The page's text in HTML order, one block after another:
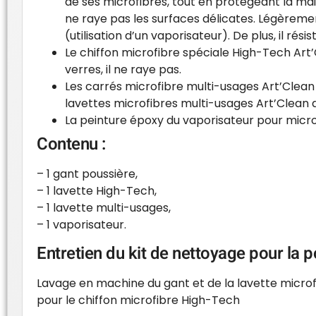
ne raye pas les surfaces délicates.
(utilisation d’un vaporisateur). De plus, il
Le chiffon microfibre spéciale High-Tech
verres, il ne raye pas.
Les carrés microfibre multi-usages
lavettes microfibres multi-usages
La peinture époxy du vaporisateur pour
Contenu :
– 1 gant poussière,
– 1 lavette High-Tech,
– 1 lavette multi-usages,
– 1 vaporisateur.
Entretien du kit de nettoyage pour la
Lavage en machine du gant et de la lavette
pour le chiffon microfibre High-Tech